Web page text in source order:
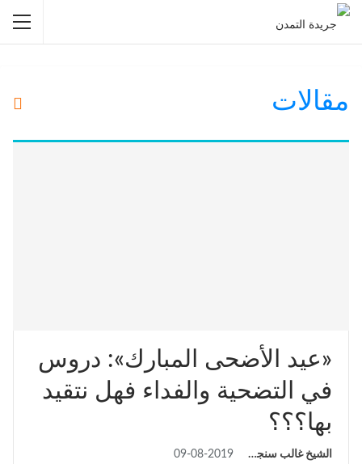
مقالات
«عيد الأضحى المبارك»: دروس
في التضحية والفداء فهل نتقيد
بها؟؟؟
الشيخ غالب سنجقدار 09-08-2019